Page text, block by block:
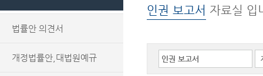
법률안 의견서
개정법률안,대법원예규
인권 보고서 자료실 입